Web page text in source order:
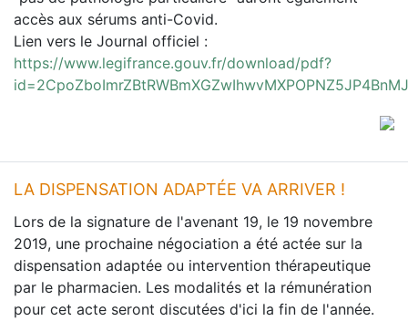
accès aux sérums anti-Covid.
Lien vers le Journal officiel :
https://www.legifrance.gouv.fr/download/pdf?
LA DISPENSATION ADAPTÉE VA ARRIVER !
Lors de la signature de l'avenant 19, le 19 novembre
2019, une prochaine négociation a été actée sur la
dispensation adaptée ou intervention thérapeutique
par le pharmacien. Les modalités et la rémunération
pour cet acte seront discutées d'ici la fin de l'année.